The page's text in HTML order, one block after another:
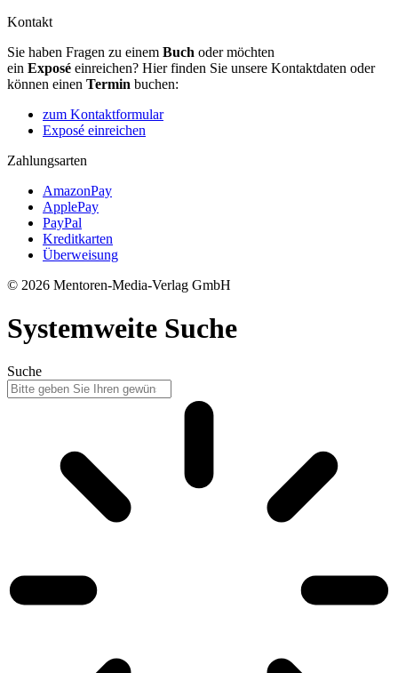
Kontakt
Sie haben Fragen zu einem Buch oder möchten
ein Exposé einreichen? Hier finden Sie unsere Kontaktdaten oder
können einen Termin buchen:
zum Kontaktformular
Exposé einreichen
Zahlungsarten
AmazonPay
ApplePay
PayPal
Kreditkarten
Überweisung
© 2026 Mentoren-Media-Verlag GmbH
Systemweite Suche
Suche